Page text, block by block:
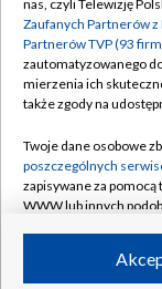
Emisja w TVP
Centrum
Naziemna
Rada
System NOS
Informacje o
Program dla
nas, czyli Telewizję
Zaufanych Partnerów
Partnerów TVP (93
zautomatyzowanego
mierzenia ich
także zgody na
Twoje dane osobowe
poszczególnych
zapisywane za
WWW lub innych
ruchu w Internecie.